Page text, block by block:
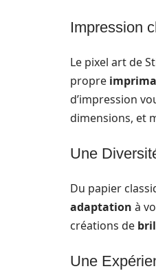
Impression
Le pixel art de
propre
d’impression
dimensions, et
Une
Du papier
adaptation à
créations de
Une